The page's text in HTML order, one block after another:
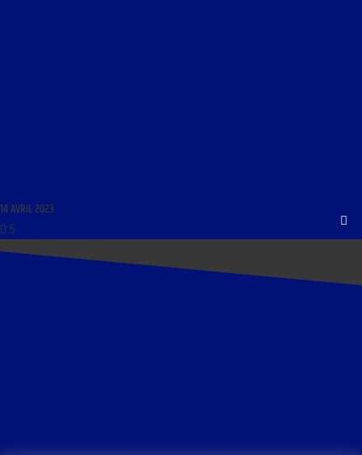
14 AVRIL 2023